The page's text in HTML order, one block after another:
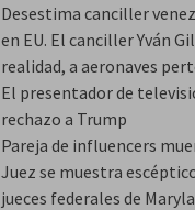
Desestima canciller
en EU. El canciller Yván
realidad, a aeronaves
El presentador de
rechazo a Trump
Pareja de influencers
Juez se muestra
jueces federales de